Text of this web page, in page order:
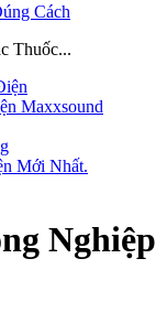
Thuốc...
Maxxsound
Mới Nhất.
Nghiệp